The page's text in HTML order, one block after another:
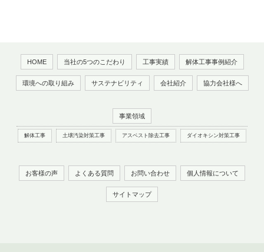
HOME 当社の5つのこだわり 工事実績 解体工事事例紹介
環境への取り組み サステナビリティ 会社紹介 協力会社様へ
事業領域
解体工事 土壌汚染対策工事 アスベスト除去工事 ダイオキシン対策工事
お客様の声 よくある質問 お問い合わせ 個人情報について
サイトマップ